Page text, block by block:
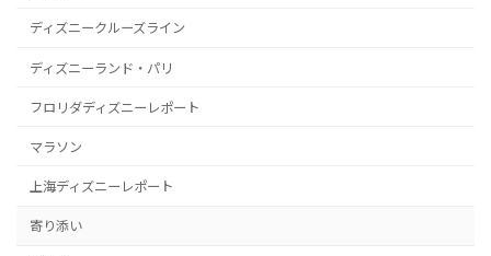
ディズニークルーズライン
ディズニーランド・パリ
フロリダディズニーレポート
マラソン
上海ディズニーレポート
寄り添い